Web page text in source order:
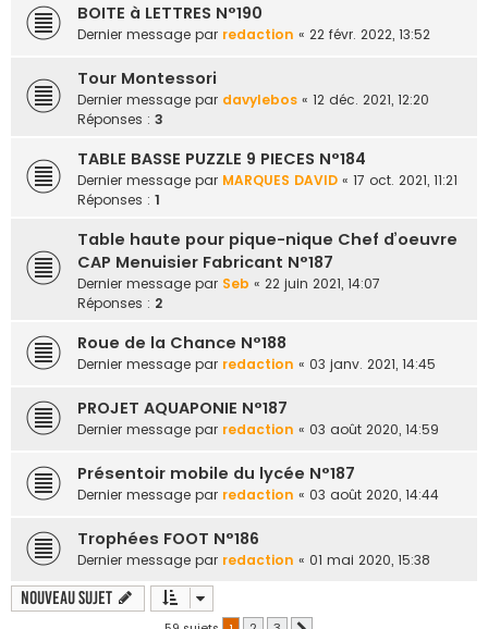
BOITE à LETTRES N°190
Dernier message par redaction « 22 févr. 2022, 13:52
Tour Montessori
Dernier message par davylebos « 12 déc. 2021, 12:20
Réponses : 3
TABLE BASSE PUZZLE 9 PIECES N°184
Dernier message par MARQUES DAVID « 17 oct. 2021, 11:21
Réponses : 1
Table haute pour pique-nique Chef d’oeuvre
CAP Menuisier Fabricant N°187
Dernier message par Seb « 22 juin 2021, 14:07
Réponses : 2
Roue de la Chance N°188
Dernier message par redaction « 03 janv. 2021, 14:45
PROJET AQUAPONIE N°187
Dernier message par redaction « 03 août 2020, 14:59
Présentoir mobile du lycée N°187
Dernier message par redaction « 03 août 2020, 14:44
Trophées FOOT N°186
Dernier message par redaction « 01 mai 2020, 15:38
Nouveau sujet